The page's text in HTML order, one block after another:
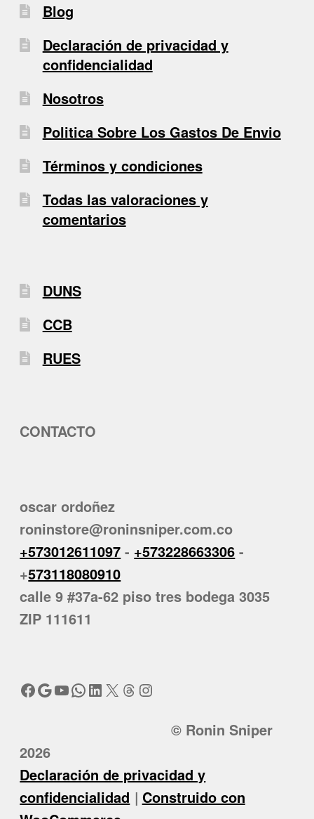
Blog
Declaración de privacidad y
confidencialidad
Nosotros
Politica Sobre Los Gastos De Envio
Términos y condiciones
Todas las valoraciones y
comentarios
DUNS
CCB
RUES
CONTACTO
oscar ordoñez
roninstore@roninsniper.com.co
+573012611097 - +573228663306 -
+573118080910
calle 9 #37a-62 piso tres bodega 3035
ZIP 111611
Facebook
Google
YouTube
WhatsApp
LinkedIn
X Threads
Instagram
© Ronin Sniper
2026
Declaración de privacidad y
confidencialidad
Construido con